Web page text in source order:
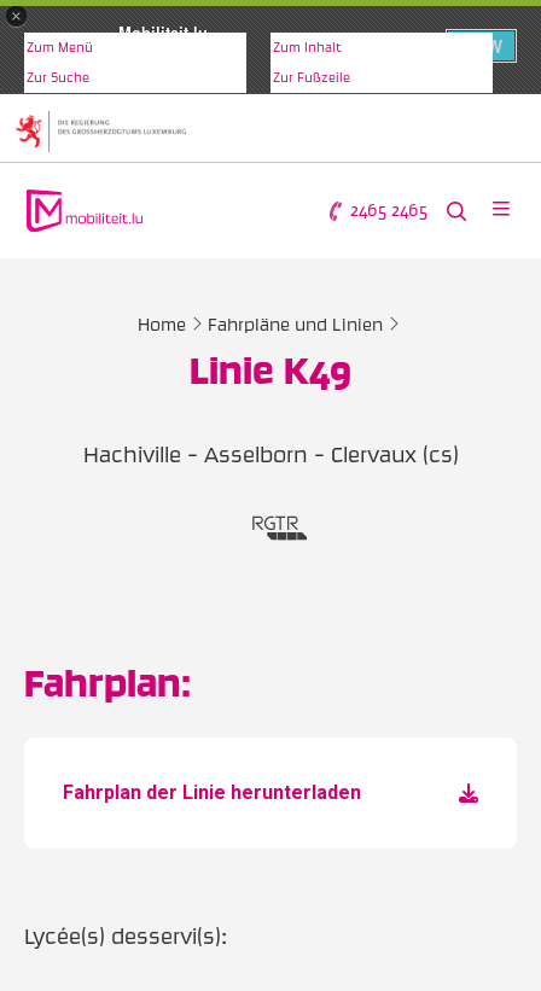
×
Mobiliteit.lu
VIEW
Zum Menü Zum Inhalt
Zur Suche Zur Fußzeile
2465 2465
Home Fahrpläne und Linien
Linie K49
Hachiville – Asselborn - Clervaux (cs)
Fahrplan:
Fahrplan der Linie herunterladen
Lycée(s) desservi(s):